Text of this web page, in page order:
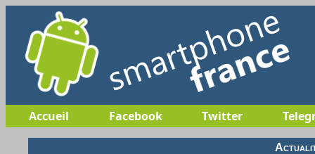
Accueil Facebook Twitter